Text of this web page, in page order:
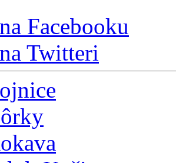
Facebooku
Twitteri